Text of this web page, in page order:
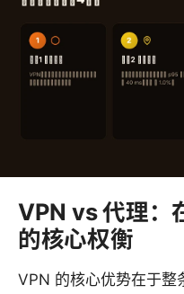
VPN vs 代理：
的核心权衡
VPN 的核心优势在于整